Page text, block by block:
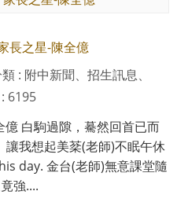
長之星-陳全億
: 附中新聞、招生訊息、
6195
白駒過隙，驀然回首已而
讓我想起美棻(老師)不眠午休
day. 金台(老師)無意課堂隨
強....